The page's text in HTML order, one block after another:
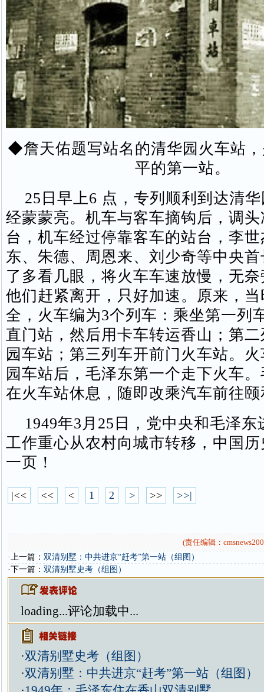
◆詹天佑题写站名的清华园火车站
平的第一站。
25日早上6 点，专列顺利到达清华
经蒙蒙亮。机车与客车摘钩后，调
台，机车经过停靠客车的站台，李
东、朱德、周恩来、刘少奇等中央
了多看几眼，将火车车速放慢，无
他们赶紧离开，只好加速。原来，
全，火车编为3个列车：乘坐第一列
直门站，然后用卡车转运香山；第
园车站；第三列车开前门火车站。
园车站后，毛泽东第一个走下火车
在火车站休息，随即改乘汽车前往
1949年3月25日，党中央和毛泽东
工作重心从农村向城市转移，中国
一页！
|<< << < 1 2 > >> >>|
(责任编辑：
·上一篇： 双清别墅：中共进京“赶考”第一站（组图）
·下一篇： 双清别墅史考（组图）
loading...评论加载中...
·双清别墅史考（组图）
·双清别墅：中共进京“赶考”第一站（组图）